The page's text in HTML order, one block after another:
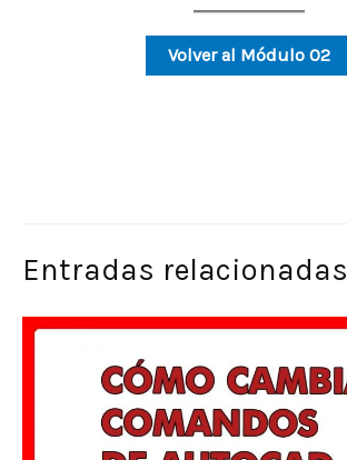
Volver al Módulo 02
Entradas relacionadas